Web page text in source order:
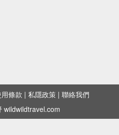
條款 | 私隱政策 | 聯絡我們
wildwildtravel.com